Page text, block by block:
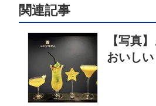
関連記事
【写真
おいし